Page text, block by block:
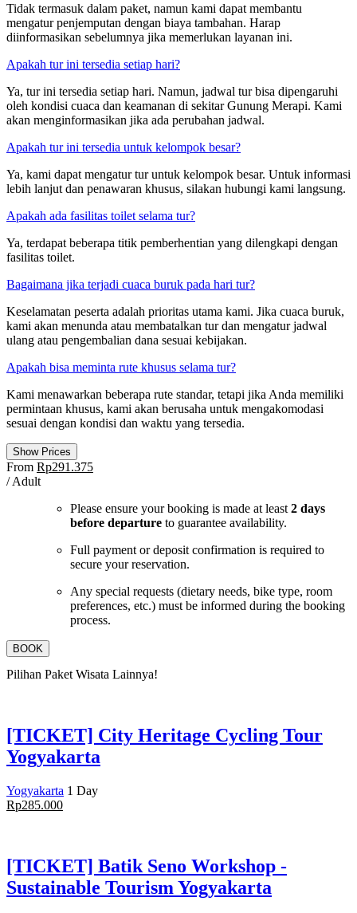
Tidak termasuk dalam paket, namun kami dapat membantu
mengatur penjemputan dengan biaya tambahan. Harap
diinformasikan sebelumnya jika memerlukan layanan ini.
Apakah tur ini tersedia setiap hari?
Ya, tur ini tersedia setiap hari. Namun, jadwal tur bisa dipengaruhi
oleh kondisi cuaca dan keamanan di sekitar Gunung Merapi. Kami
akan menginformasikan jika ada perubahan jadwal.
Apakah tur ini tersedia untuk kelompok besar?
Ya, kami dapat mengatur tur untuk kelompok besar. Untuk informasi
lebih lanjut dan penawaran khusus, silakan hubungi kami langsung.
Apakah ada fasilitas toilet selama tur?
Ya, terdapat beberapa titik pemberhentian yang dilengkapi dengan
fasilitas toilet.
Bagaimana jika terjadi cuaca buruk pada hari tur?
Keselamatan peserta adalah prioritas utama kami. Jika cuaca buruk,
kami akan menunda atau membatalkan tur dan mengatur jadwal
ulang atau pengembalian dana sesuai kebijakan.
Apakah bisa meminta rute khusus selama tur?
Kami menawarkan beberapa rute standar, tetapi jika Anda memiliki
permintaan khusus, kami akan berusaha untuk mengakomodasi
sesuai dengan kondisi dan waktu yang tersedia.
Show Prices
From Rp291.375
/ Adult
Please ensure your booking is made at least 2 days
before departure to guarantee availability.
Full payment or deposit confirmation is required to
secure your reservation.
Any special requests (dietary needs, bike type, room
preferences, etc.) must be informed during the booking
process.
BOOK
Pilihan Paket Wisata Lainnya!
[TICKET] City Heritage Cycling Tour
Yogyakarta
Yogyakarta 1 Day
Rp285.000
[TICKET] Batik Seno Workshop -
Sustainable Tourism Yogyakarta